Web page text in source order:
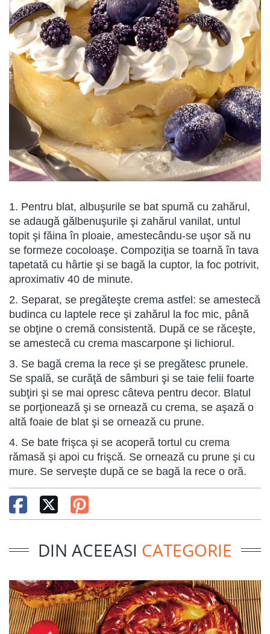
1. Pentru blat, albuşurile se bat spumă cu zahărul,
se adaugă gălbenuşurile şi zahărul vanilat, untul
topit şi făina în ploaie, amestecându-se uşor să nu
se formeze cocoloaşe. Compoziţia se toarnă în tava
tapetată cu hârtie şi se bagă la cuptor, la foc potrivit,
aproximativ 40 de minute.
2. Separat, se pregăteşte crema astfel: se amestecă
budinca cu laptele rece şi zahărul la foc mic, până
se obţine o cremă consistentă. După ce se răceşte,
se amestecă cu crema mascarpone şi lichiorul.
3. Se bagă crema la rece şi se pregătesc prunele.
Se spală, se curăţă de sâmburi şi se taie felii foarte
subţiri şi se mai opresc câteva pentru decor. Blatul
se porţionează şi se ornează cu crema, se aşază o
altă foaie de blat şi se ornează cu prune.
4. Se bate frişca şi se acoperă tortul cu crema
rămasă şi apoi cu frişcă. Se ornează cu prune şi cu
mure. Se serveşte după ce se bagă la rece o oră.
DIN ACEEASI CATEGORIE